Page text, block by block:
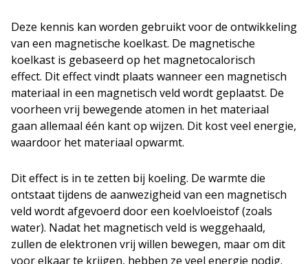
Deze kennis kan worden gebruikt voor de ontwikkeling
van een magnetische koelkast. De magnetische
koelkast is gebaseerd op het magnetocalorisch
effect. Dit effect vindt plaats wanneer een magnetisch
materiaal in een magnetisch veld wordt geplaatst. De
voorheen vrij bewegende atomen in het materiaal
gaan allemaal één kant op wijzen. Dit kost veel energie,
waardoor het materiaal opwarmt.
Dit effect is in te zetten bij koeling. De warmte die
ontstaat tijdens de aanwezigheid van een magnetisch
veld wordt afgevoerd door een koelvloeistof (zoals
water). Nadat het magnetisch veld is weggehaald,
zullen de elektronen vrij willen bewegen, maar om dit
voor elkaar te krijgen, hebben ze veel energie nodig.